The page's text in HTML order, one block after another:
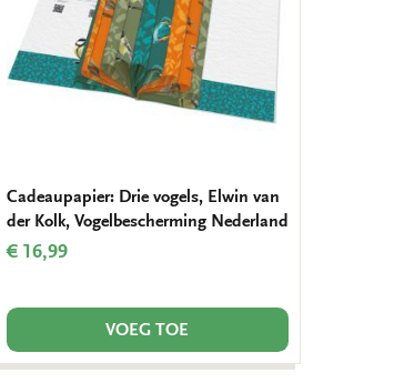
Cadeaupapier: Drie vogels, Elwin van
der Kolk, Vogelbescherming Nederland
€ 16,99
VOEG TOE